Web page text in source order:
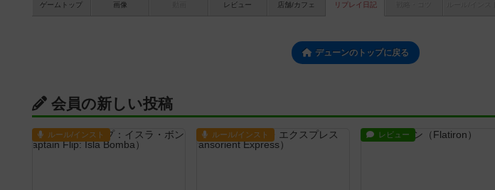
ゲーム トップ 画像 レビュー 店舗/カフェ リプレイ 日記
デューンのトップに戻る
会員の新しい投稿
ルール/インスト ルール/インスト レビュー